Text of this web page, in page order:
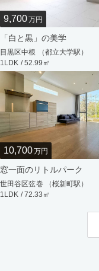
9,700万円
「白と黒」の美学
目黒区中根 （都立大学駅）
1LDK / 52.99㎡
10,700万円
窓一面のリトルパーク
世田谷区弦巻 （桜新町駅）
1LDK / 72.33㎡